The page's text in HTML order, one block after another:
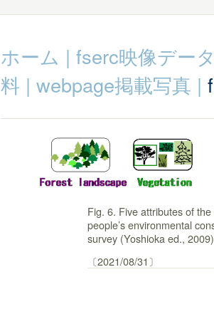
ホーム | fserc映像デー
料 | webpage掲載写真 |
Fig. 6. Five attributes of
people’s environmental
survey (Yoshioka ed., 2009)
〔2021/08/31〕